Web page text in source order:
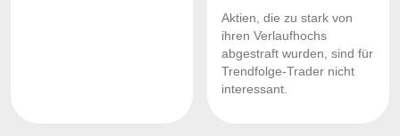
Aktien, die zu stark von
ihren Verlaufhochs
abgestraft wurden, sind für
Trendfolge-Trader nicht
interessant.